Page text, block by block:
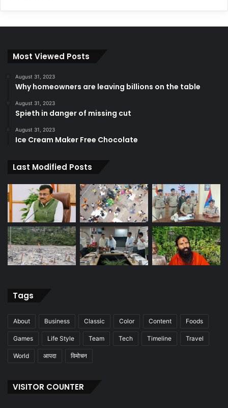
Most Viewed Posts
August 31, 2023
Why homeowners are leaving billions on the table
August 31, 2023
Spieth in danger of missing cut
August 31, 2023
Ice Cream Maker Free Chocolate
Last Modified Posts
Tags
About Business Classic Color Content Foods
Games Life Style Team Tech Timeline Travel
World आपदा विमोचन
VISITOR COUNTER